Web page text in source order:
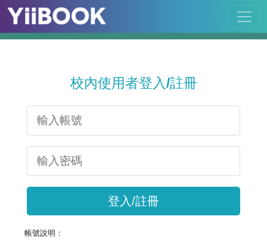
校內使用者登入/註冊
登入/註冊
帳號說明：